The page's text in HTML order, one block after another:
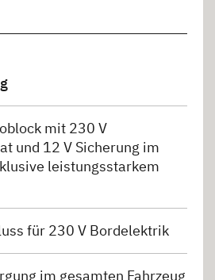
mit 230 V
und 12 V Sicherung im
leistungsstarkem
für 230 V Bordelektrik
im gesamten Fahrzeug